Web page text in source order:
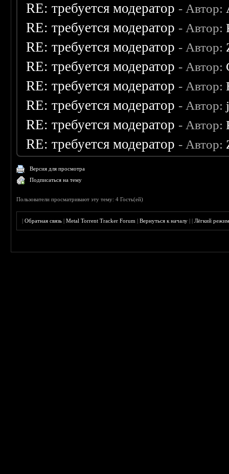
RE: требуется модератор - Автор:
RE: требуется модератор - Автор:
RE: требуется модератор - Автор:
RE: требуется модератор - Автор:
RE: требуется модератор - Автор:
RE: требуется модератор - Автор:
RE: требуется модератор - Автор:
RE: требуется модератор - Автор:
Версия для просмотра
Подписаться на тему
Пользователи просматривают эту тему: 4 Гость(ей)
|Обратная связь |Metal Torrent Tracker Forum |Вернуться к началу ||Лёгкий